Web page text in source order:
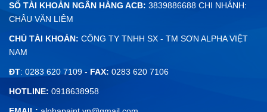
SỐ TÀI KHOẢN NGÂN HÀNG ACB: 3839886688 CHI NHÁNH:
CHÂU VĂN LIÊM
CHỦ TÀI KHOẢN: CÔNG TY TNHH SX - TM SƠN ALPHA VIỆT
NAM
ĐT: 0283 620 7109 - FAX: 0283 620 7106
HOTLINE: 0918638958